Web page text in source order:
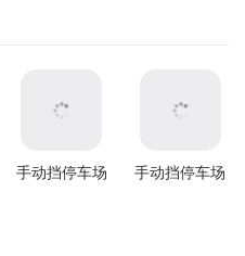
手动挡停车场
手动挡停车场